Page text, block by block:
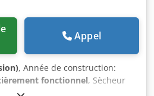
Appel
, Année de construction:
fonctionnel, Sècheur
d'occasion 2,34 m³/min 14 bars